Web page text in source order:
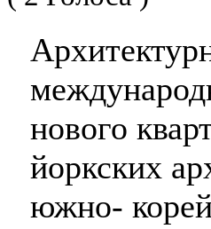
нового
йоркских
южно-